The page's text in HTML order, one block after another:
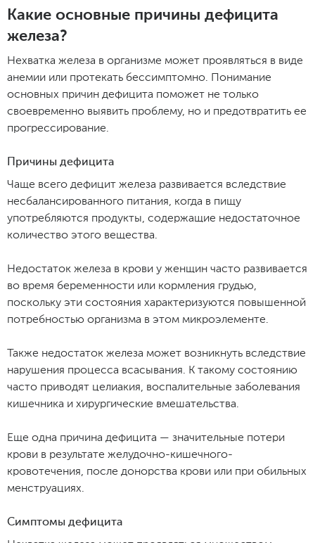
Какие основные причины дефицита
железа?
Нехватка железа в организме может проявляться в виде
анемии или протекать бессимптомно. Понимание
основных причин дефицита поможет не только
своевременно выявить проблему, но и предотвратить ее
прогрессирование.
Причины дефицита
Чаще всего дефицит железа развивается вследствие
несбалансированного питания, когда в пищу
употребляются продукты, содержащие недостаточное
количество этого вещества.
Недостаток железа в крови у женщин часто развивается
во время беременности или кормления грудью,
поскольку эти состояния характеризуются повышенной
потребностью организма в этом микроэлементе.
Также недостаток железа может возникнуть вследствие
нарушения процесса всасывания. К такому состоянию
часто приводят целиакия, воспалительные заболевания
кишечника и хирургические вмешательства.
Еще одна причина дефицита — значительные потери
крови в результате желудочно-кишечного-
кровотечения, после донорства крови или при обильных
менструациях.
Симптомы дефицита